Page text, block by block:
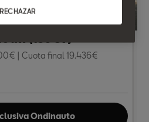
| Cuota final 19.436€
Ondinauto
RECHAZAR